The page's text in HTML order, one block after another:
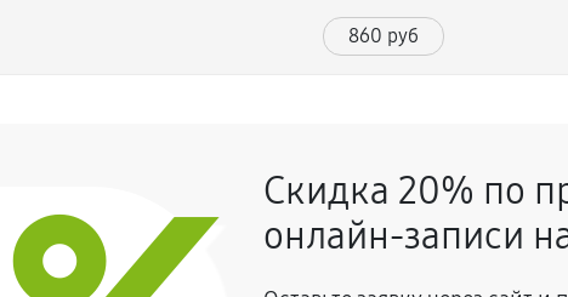
860 руб
1480 руб
5 AN517-52-76FC (NH.Q82ER.008)
Скидка 20% по
онлайн-записи